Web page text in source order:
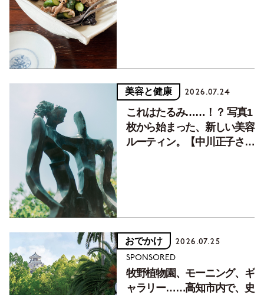
美容と健康 2026.07.24
これはたるみ……！？ 写真1
枚から始まった、新しい美容
ルーティン。【中川正子さん
おでかけ 2026.07.25
SPONSORED
牧野植物園、モーニング、ギ
ャラリー……高知市内で、史